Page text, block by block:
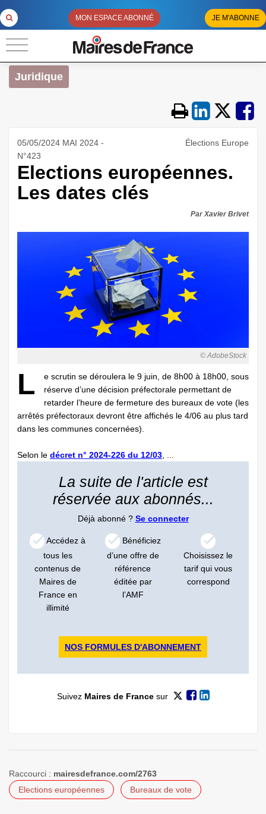
MON ESPACE ABONNÉ JE M'ABONNE
Juridique
05/05/2024 MAI 2024 -
N°423
Élections Europe
Elections européennes.
Les dates clés
Par Xavier Brivet
© AdobeStock
L
e scrutin se déroulera le 9 juin, de 8h00 à 18h00, sous
réserve d’une décision préfectorale permettant de
retarder l’heure de fermeture des bureaux de vote (les
arrêtés préfectoraux devront être affichés le 4/06 au plus tard
dans les communes concernées).
Selon le décret n° 2024-226 du 12/03
La suite de l'article est
réservée aux abonnés...
Déjà abonné ? Se connecter
Accédez à
tous les
contenus de
Maires de
France en
illimité
Bénéficiez
d’une offre de
référence
éditée par
l’AMF
Choisissez le
tarif qui vous
correspond
NOS FORMULES D'ABONNEMENT
Suivez Maires de Francesur
Raccourci : mairesdefrance.com/2763
Elections européennes
Bureaux de vote